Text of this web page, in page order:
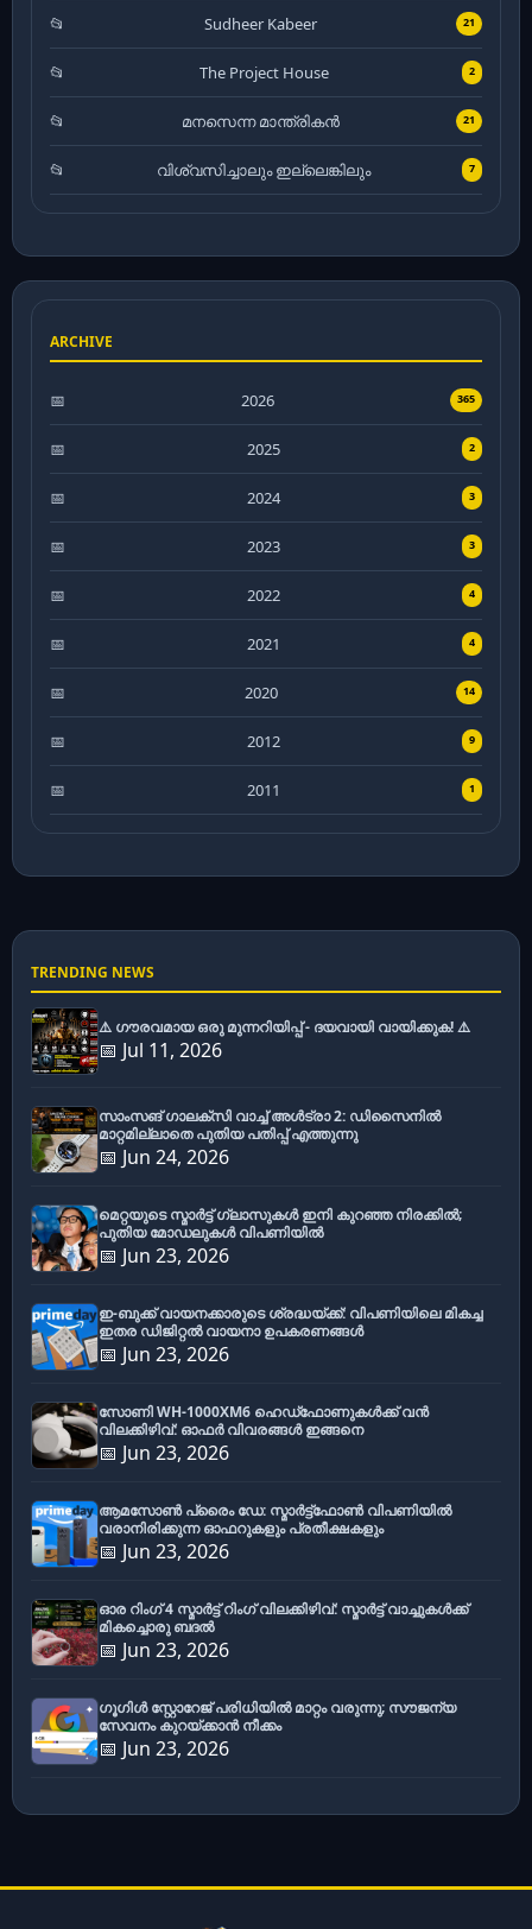
TRENDING NEWS
⚠️ ഗൗരവമായ ഒരു മുന്നറിയിപ്പ് - ദയവായി വായിക്കുക! ⚠️
📅 Jul 11, 2026
സാംസങ് ഗാലക്സി വാച്ച് അൾട്രാ 2: ഡിസൈനിൽ
മാറ്റമില്ലാതെ പുതിയ പതിപ്പ് എത്തുന്നു
📅 Jun 24, 2026
മെറ്റയുടെ സ്മാർട്ട് ഗ്ലാസുകൾ ഇനി കുറഞ്ഞ നിരക്കിൽ;
പുതിയ മോഡലുകൾ വിപണിയിൽ
📅 Jun 23, 2026
ഇ-ബുക്ക് വായനക്കാരുടെ ശ്രദ്ധയ്ക്ക്: വിപണിയിലെ മികച്ച
ഇതര ഡിജിറ്റൽ വായനാ ഉപകരണങ്ങൾ
📅 Jun 23, 2026
സോണി WH-1000XM6 ഹെഡ്‌ഫോണുകൾക്ക് വൻ
വിലക്കിഴിവ്: ഓഫർ വിവരങ്ങൾ ഇങ്ങനെ
📅 Jun 23, 2026
ആമസോൺ പ്രൈം ഡേ: സ്മാർട്ട്ഫോൺ വിപണിയിൽ
വരാനിരിക്കുന്ന ഓഫറുകളും പ്രതീക്ഷകളും
📅 Jun 23, 2026
ഓര റിംഗ് 4 സ്മാർട്ട് റിംഗ് വിലക്കിഴിവ്: സ്മാർട്ട് വാച്ചുകൾക്ക്
മികച്ചൊരു ബദൽ
📅 Jun 23, 2026
ഗൂഗിൾ സ്റ്റോറേജ് പരിധിയിൽ മാറ്റം വരുന്നു; സൗജന്യ
സേവനം കുറയ്ക്കാൻ നീക്കം
📅 Jun 23, 2026
Sudheer Kabeer 21
The Project House 2
മനസെന്ന മാന്ത്രികൻ 21
വിശ്വസിച്ചാലും ഇല്ലെങ്കിലും 7
ARCHIVE
2026 365
2025 2
2024 3
2023 3
2022 4
2021 4
2020 14
2012 9
2011 1